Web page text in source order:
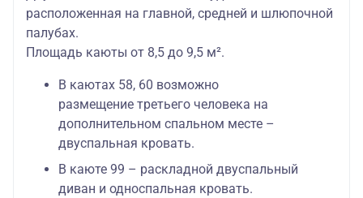
расположенная на главной, средней и шлюпочной
палубах.
Площадь каюты от 8,5 до 9,5 м².
В каютах 58, 60 возможно
размещение третьего человека на
дополнительном спальном месте –
двуспальная кровать.
В каюте 99 – раскладной двуспальный
диван и односпальная кровать.